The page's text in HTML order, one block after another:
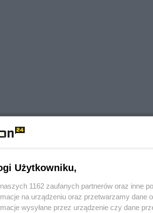
Użytkowniku,
1162 zaufanych partnerów oraz inne
na urządzeniu oraz przetwarzamy dane
wysyłane przez urządzenie czy dane